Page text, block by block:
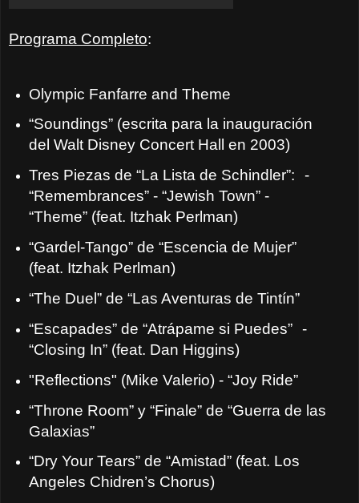
Programa Completo:
Olympic Fanfarre and Theme
“Soundings” (escrita para la inauguración
del Walt Disney Concert Hall en 2003)
Tres Piezas de “La Lista de Schindler”:
-
“Remembrances” - “Jewish Town” -
“Theme” (feat. Itzhak Perlman)
“Gardel-Tango” de “Escencia de Mujer”
(feat. Itzhak Perlman)
“The Duel” de “Las Aventuras de Tintín”
“Escapades” de “Atrápame si Puedes” -
“Closing In” (feat. Dan Higgins)
"Reflections" (Mike Valerio) - “Joy Ride”
“Throne Room” y “Finale” de “Guerra de las
Galaxias”
“Dry Your Tears” de “Amistad” (feat. Los
Angeles Chidren’s Chorus)